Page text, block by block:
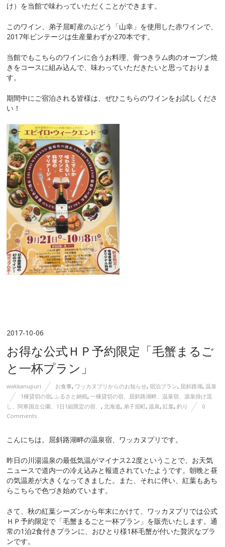
け）を当館で味わっていただくことができます。
このワイン、弟子屈町産のぶどう「山幸」を使用した赤ワインで、
2017年ビンテージは生産量わずか270本です。
当館でもこちらのワインに合うお料理、骨つきラム肉のオーブン焼
きをコースに組み込んで、味わっていただきたいと思っておりま
す。
期間中にご宿泊される皆様は、ぜひこちらのワインをお試しくださ
い！
2017-10-06
お得な公式ＨＰ予約限定「毛蟹まるご
と一杯プラン」
wakkanupuri お食事, ワッカヌプリからのお知らせ,宿泊プラン, 屈斜路湖,温泉
1棟貸切の宿,ふるさと納税,一棟貸切の宿、屈斜路湖畔、温泉宿、源泉掛け流
し、阿寒国立公園、1日1組限定の宿、,北海道, 弟子屈町,温泉,紅葉,釣り
0
Comments
こんにちは。屈斜路湖畔の温泉宿、ワッカヌプリです。
昨日の川湯温泉の最低気温がマイナス2.2度ということで、お天気
ニュースで道内一の冷え込みと報道されていたようです。朝晩と昼
の気温差が大きくなってきました。また、それに伴い、紅葉もあち
らこちらで色づき始めています。
さて、秋の紅葉シーズンから年末にかけて、ワッカヌプリでは公式
ＨＰ予約限定で「毛蟹まるごと一杯プラン」を販売いたします。通
常の1泊2食付きプランに、おひとり様1杯毛蟹が付いた贅沢なプラ
ンです。